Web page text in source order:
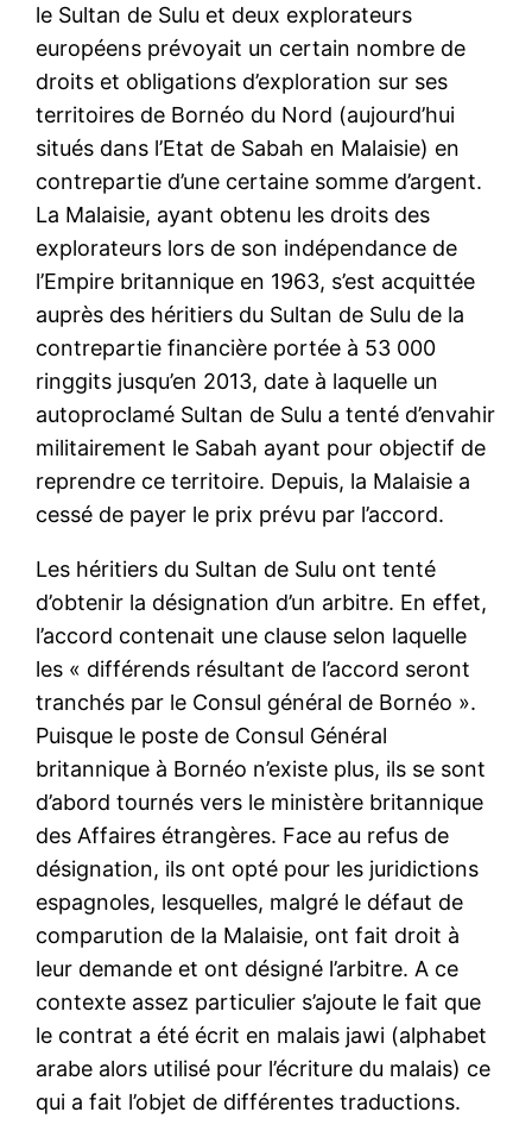
le Sultan de Sulu et deux explorateurs
européens prévoyait un certain nombre de
droits et obligations d’exploration sur ses
territoires de Bornéo du Nord (aujourd’hui
situés dans l’Etat de Sabah en Malaisie) en
contrepartie d’une certaine somme d’argent.
La Malaisie, ayant obtenu les droits des
explorateurs lors de son indépendance de
l’Empire britannique en 1963, s’est acquittée
auprès des héritiers du Sultan de Sulu de la
contrepartie financière portée à 53 000
ringgits jusqu’en 2013, date à laquelle un
autoproclamé Sultan de Sulu a tenté d’envahir
militairement le Sabah ayant pour objectif de
reprendre ce territoire. Depuis, la Malaisie a
cessé de payer le prix prévu par l’accord.
Les héritiers du Sultan de Sulu ont tenté
d’obtenir la désignation d’un arbitre. En effet,
l’accord contenait une clause selon laquelle
les « différends résultant de l’accord seront
tranchés par le Consul général de Bornéo ».
Puisque le poste de Consul Général
britannique à Bornéo n’existe plus, ils se sont
d’abord tournés vers le ministère britannique
des Affaires étrangères. Face au refus de
désignation, ils ont opté pour les juridictions
espagnoles, lesquelles, malgré le défaut de
comparution de la Malaisie, ont fait droit à
leur demande et ont désigné l’arbitre. A ce
contexte assez particulier s’ajoute le fait que
le contrat a été écrit en malais jawi (alphabet
arabe alors utilisé pour l’écriture du malais) ce
qui a fait l’objet de différentes traductions.